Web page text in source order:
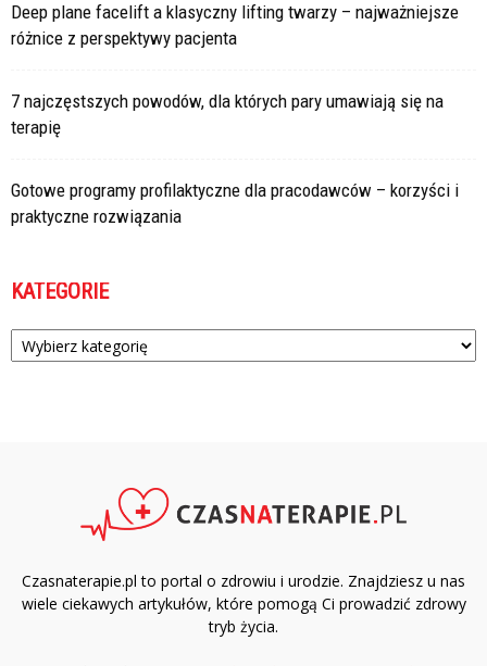
Deep plane facelift a klasyczny lifting twarzy – najważniejsze
różnice z perspektywy pacjenta
7 najczęstszych powodów, dla których pary umawiają się na
terapię
Gotowe programy profilaktyczne dla pracodawców – korzyści i
praktyczne rozwiązania
KATEGORIE
Kategorie
Czasnaterapie.pl to portal o zdrowiu i urodzie. Znajdziesz u nas
wiele ciekawych artykułów, które pomogą Ci prowadzić zdrowy
tryb życia.